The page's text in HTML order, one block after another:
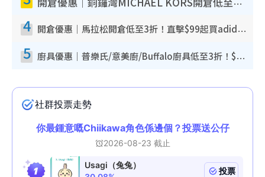
開倉優惠｜銅鑼灣MICHAEL KORS開倉低至17折！直擊$500起買手袋/銀包/鞋款 必買經典Jet Set系列
4 開倉優惠｜馬拉松開倉低至3折！直擊$99起買adidas／New Balance／Puma鞋款 STANLEY保溫杯劈價至$119起
5 廚具優惠｜普樂氏/意美廚/Buffalo廚具低至3折！$89起買煎鍋／炒鑊／個人鍋 同場小家電激減至$99起